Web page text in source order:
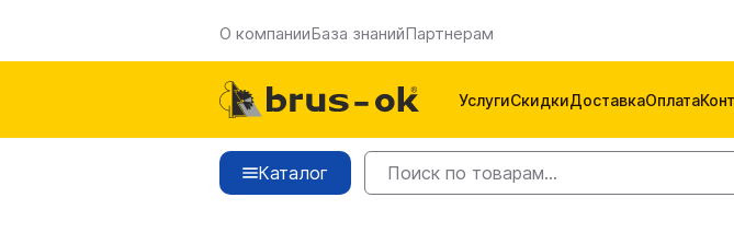
О компанииБаза знанийПартнерам
УслугиСкидкиДоставкаОплата
Каталог